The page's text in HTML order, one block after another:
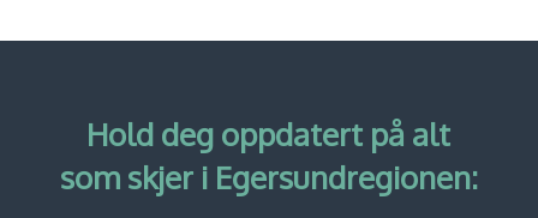
Hold deg oppdatert på alt
som skjer i Egersundregionen: